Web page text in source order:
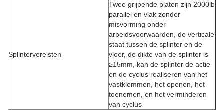
Splintervereisten
Twee grijpende platen zijn 2000lb
parallel en vlak zonder
misvorming onder
arbeidsvoorwaarden, de verticale
staat tussen de splinter en de
vloer, de dikte van de splinter is
≥15mm, kan de splinter de actie
en de cyclus realiseren van het
vastklemmen, het openen, het
toenemen, en het verminderen
van cyclus